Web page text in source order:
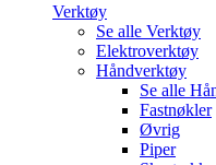
Verktøy
Se alle Verktøy
Elektroverktøy
Håndverktøy
Se alle
Fastnøkler
Øvrig
Piper